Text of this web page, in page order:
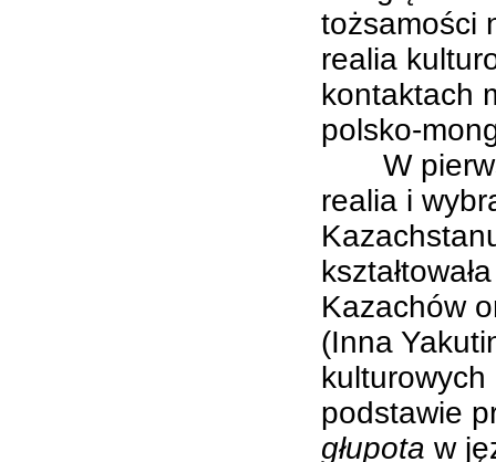
tożsamości
realia
kontaktach
polsko-
W
realia i
Kazachów
(Inna
kulturowych
podstawie
głupota w